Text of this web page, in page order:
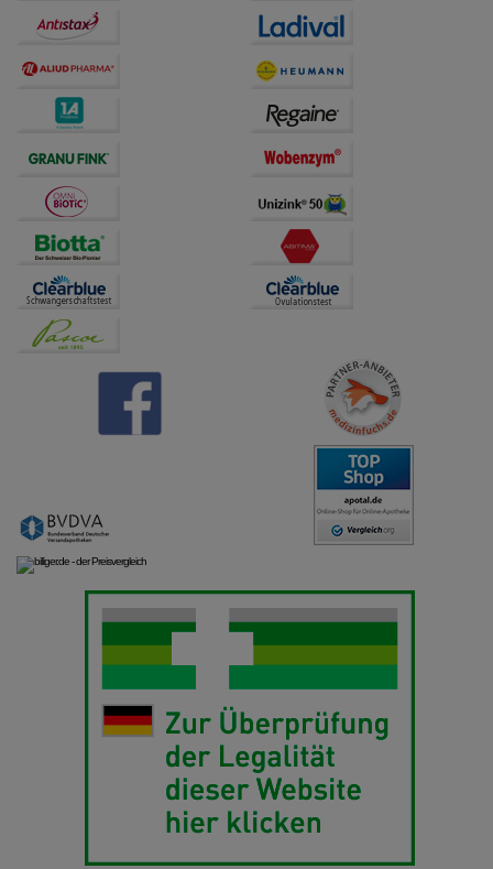
Dritte wie z.B. Google oder soziale Medien
übertragen werden.